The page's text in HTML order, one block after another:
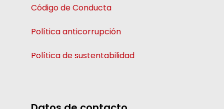
Código de Conducta
Política anticorrupción
Política de sustentabilidad